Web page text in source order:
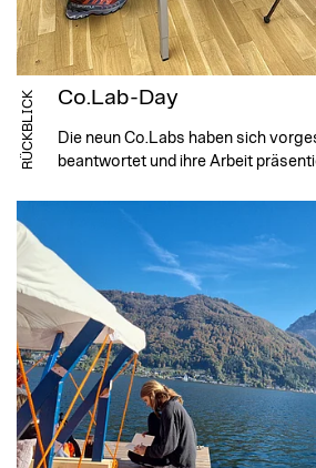
RÜCKBLICK Co.Lab-Day
Die neun Co.Labs haben sich
beantwortet und ihre Arbeit